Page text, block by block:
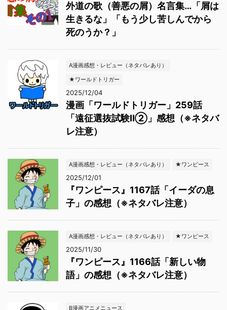
外道の歌（善悪の屑）名言集…「屑は
生きるな」「もう少し苦しんでから
死のうか？」
A漫画感想・レビュー（ネタバレあり）
★ワールドトリガー
2025/12/04
漫画「ワールドトリガー」259話
「遠征選抜試験Ⅱ②」感想（※ネタバ
レ注意）
A漫画感想・レビュー（ネタバレあり） ★ワンピース
2025/12/01
『ワンピース』1167話「イーダの息
子」の感想（※ネタバレ注意）
A漫画感想・レビュー（ネタバレあり） ★ワンピース
2025/11/30
『ワンピース』1166話「新しい物
語」の感想（※ネタバレ注意）
B漫画アニメニュース